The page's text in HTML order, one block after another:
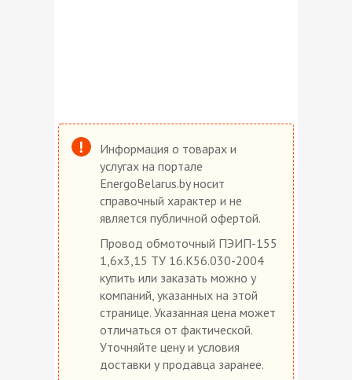
Информация о товарах и
услугах на портале
EnergoBelarus.by носит
справочный характер и не
является публичной офертой.
Провод обмоточный ПЭИП-155
1,6х3,15 ТУ 16.К56.030-2004
купить или заказать можно у
компаний, указанных на этой
странице. Указанная цена может
отличаться от фактической.
Уточняйте цену и условия
доставки у продавца заранее.